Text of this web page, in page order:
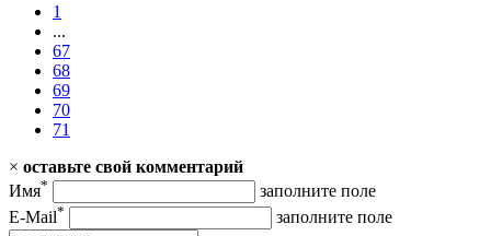
1
...
67
68
69
70
71
× оставьте свой комментарий
Имя*
заполните поле
E-Mail* заполните поле